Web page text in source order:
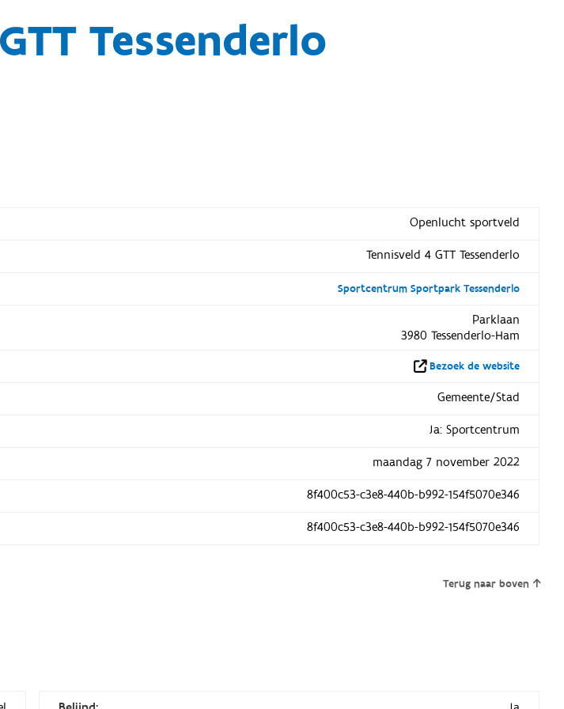
Tessenderlo
Openlucht sportveld
Tennisveld 4 GTT Tessenderlo
Sportcentrum Sportpark Tessenderlo
Parklaan
3980 Tessenderlo-Ham
Bezoek de website
Gemeente/Stad
Ja: Sportcentrum
maandag 7 november 2022
8f400c53-c3e8-440b-b992-154f5070e346
8f400c53-c3e8-440b-b992-154f5070e346
Terug naar boven